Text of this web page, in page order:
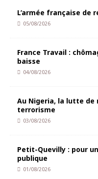
L’armée française de
05/08/2026
France Travail :
baisse
04/08/2026
Au Nigeria, la lutte de
terrorisme
03/08/2026
Petit-Quevilly : pour
publique
01/08/2026